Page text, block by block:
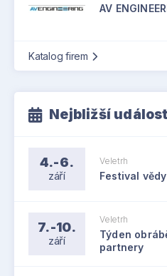
AV
Katalog firem
Nejbližší
4.-6.
září
Veletrh
Festival
7.-10.
září
Veletrh
Týden
partnery